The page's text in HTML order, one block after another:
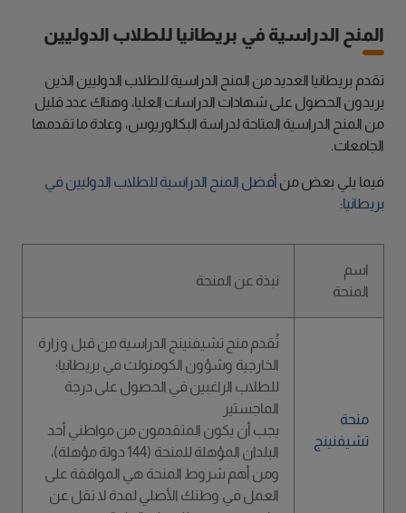
المنح الدراسية في بريطانيا للطلاب الدوليين
تقدم بريطانيا العديد من المنح الدراسية للطلاب الدوليين الذين
يريدون الحصول على شهادات الدراسات العليا، وهناك عدد قليل
من المنح الدراسية المتاحة لدراسة البكالوريوس، وعادة ما تقدمها
الجامعات.
فيما يلي بعض من أفضل المنح الدراسية للطلاب الدوليين في
بريطانيا:
اسم
المنحة
نبذة عن المنحة
منحة
تشيفنينج
تُقدم منح تشيفنينج الدراسية من قبل وزارة
الخارجية وشؤون الكومنولث في بريطانيا؛
للطلاب الراغبين في الحصول على درجة
الماجستير
يجب أن يكون المتقدمون من مواطني أحد
البلدان المؤهلة للمنحة (144 دولة مؤهلة)،
ومن أهم شروط المنحة هي الموافقة على
العمل في وطنك الأصلي لمدة لا تقل عن